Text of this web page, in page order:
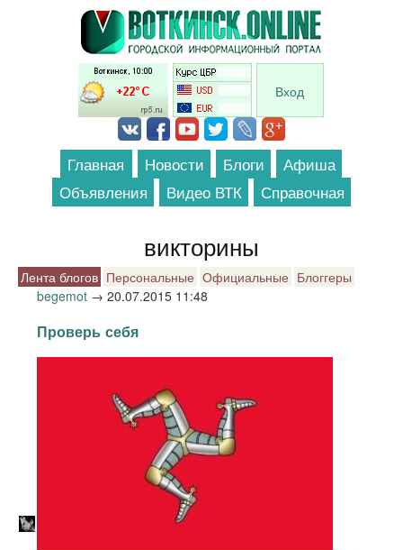
Перейти к основному содержанию
Вход
Главная Новости Блоги
Афиша
Объявления
Видео ВТК Справочная
викторины
Лента блогов Персональные Официальные Блоггеры
begemot → 20.07.2015 11:48
Проверь себя